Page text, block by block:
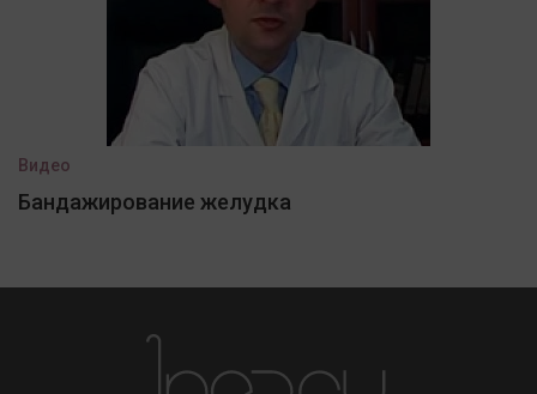
Видео
Бандажирование желудка